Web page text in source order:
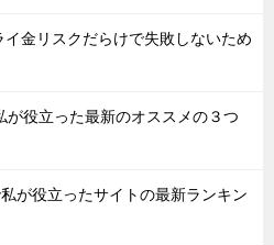
イ金リスクだらけで失敗しないため
が役立った最新のオススメの３つ
が役立ったサイトの最新ランキン